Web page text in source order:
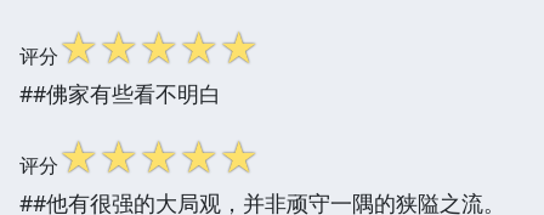
评分☆☆☆☆☆
##佛家有些看不明白
评分☆☆☆☆☆
##他有很强的大局观，并非顽守一隅的狭隘之流。